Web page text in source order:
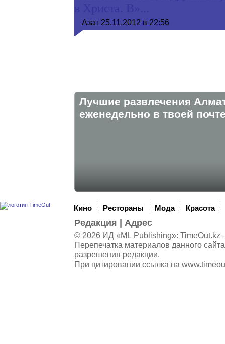
Азат 25.11.2012 в 22:56
Лучшие развлечения
eженедельно в твоей
Кино Рестораны Мода Красота
Редакция Адрес
© 2026 ИД «ML Publishing»: TimeOut.kz
Перепечатка материалов данного
разрешения редакции.
При цитировании ссылка на